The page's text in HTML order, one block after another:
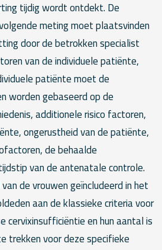
tijdig wordt ontdekt. De
meting moet plaatsvinden
door de betrokken specialist
van de individuele patiënte,
patiënte moet de
worden gebaseerd op de
additionele risico factoren,
ongerustheid van de patiënte,
de behaalde
van de antenatale controle.
de vrouwen geïncludeerd in het
aan de klassieke criteria voor
cervixinsufficiëntie en hun aantal is
trekken voor deze specifieke